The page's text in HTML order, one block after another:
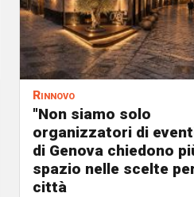
Rinnovo
"Non siamo solo
organizzatori di
di Genova chiedono
spazio nelle scelte
città